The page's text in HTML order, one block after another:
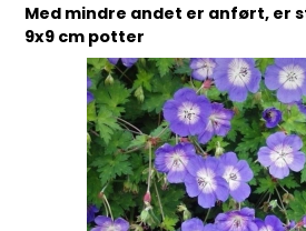
Med mindre andet er anført, er
9x9 cm potter